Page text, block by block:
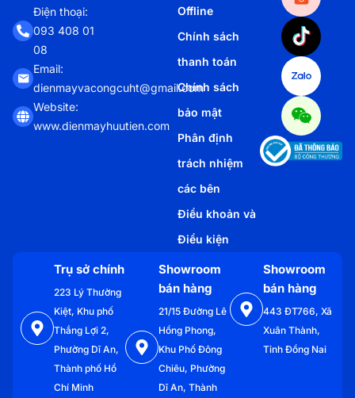
Điện thoại:
093 408 01
08
Email:
dienmayvacongcuht@gmail.com
Website:
www.dienmayhuutien.com
Offline
Chính sách
thanh toán
Chính sách
bảo mật
Phân định
trách nhiệm
các bên
Điều khoản và
Điều kiện
Trụ sở chính
223 Lý Thường
Kiệt, Khu phố
Thắng Lợi 2,
Phường Dĩ An,
Thành phố Hồ
Chí Minh
Showroom
bán hàng
21/15 Đường Lê
Hồng Phong,
Khu Phố Đông
Chiêu, Phường
Dĩ An, Thành
Showroom
bán hàng
443 ĐT766, Xã
Xuân Thành,
Tỉnh Đồng Nai